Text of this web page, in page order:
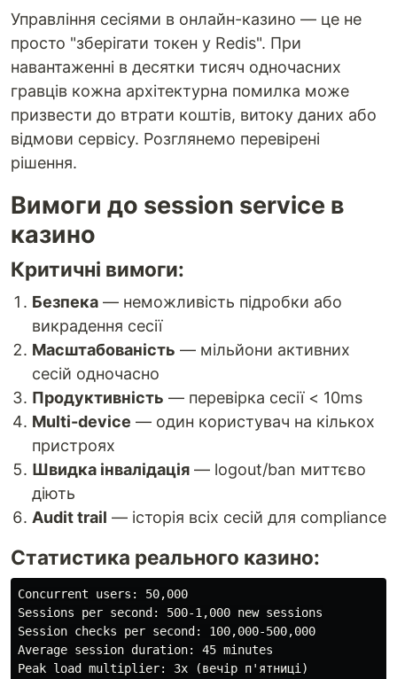
Управління сесіями в онлайн-казино — це не
просто "зберігати токен у Redis". При
навантаженні в десятки тисяч одночасних
гравців кожна архітектурна помилка може
призвести до втрати коштів, витоку даних або
відмови сервісу. Розглянемо перевірені
рішення.
Вимоги до session service в
казино
Критичні вимоги:
Безпека — неможливість підробки або
викрадення сесії
Масштабованість — мільйони активних
сесій одночасно
Продуктивність — перевірка сесії < 10ms
Multi-device — один користувач на кількох
пристроях
Швидка інвалідація — logout/ban миттєво
діють
Audit trail — історія всіх сесій для compliance
Статистика реального казино:
Concurrent users: 50,000
Sessions per second: 500-1,000 new sessions
Session checks per second: 100,000-500,000
Average session duration: 45 minutes